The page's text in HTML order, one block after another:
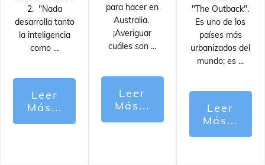
2. "Nada
desarrolla tanto
la inteligencia
como ...
Leer
Más...
para hacer en
Australia.
¡Averiguar
cuáles son ...
Leer
Más...
"The Outback".
Es uno de los
países más
urbanizados del
mundo; es ...
Leer
Más...